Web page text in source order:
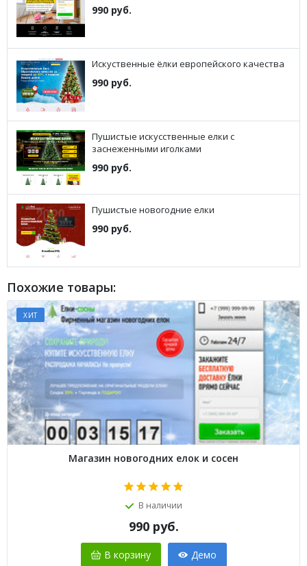
990 руб.
Искуственные ёлки европейского качества
990 руб.
Пушистые искусственные елки с
заснеженными иголками
990 руб.
Пушистые новогодние елки
990 руб.
Похожие товары:
ХИТ
Магазин новогодних елок и сосен
В наличии
990 руб.
В корзину Демо